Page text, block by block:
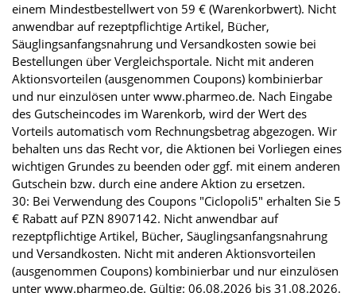
einem Mindestbestellwert von 59 € (Warenkorbwert). Nicht
anwendbar auf rezeptpflichtige Artikel, Bücher,
Säuglingsanfangsnahrung und Versandkosten sowie bei
Bestellungen über Vergleichsportale. Nicht mit anderen
Aktionsvorteilen (ausgenommen Coupons) kombinierbar
und nur einzulösen unter www.pharmeo.de. Nach Eingabe
des Gutscheincodes im Warenkorb, wird der Wert des
Vorteils automatisch vom Rechnungsbetrag abgezogen. Wir
behalten uns das Recht vor, die Aktionen bei Vorliegen eines
wichtigen Grundes zu beenden oder ggf. mit einem anderen
Gutschein bzw. durch eine andere Aktion zu ersetzen.
30: Bei Verwendung des Coupons "Ciclopoli5" erhalten Sie 5
€ Rabatt auf PZN 8907142. Nicht anwendbar auf
rezeptpflichtige Artikel, Bücher, Säuglingsanfangsnahrung
und Versandkosten. Nicht mit anderen Aktionsvorteilen
(ausgenommen Coupons) kombinierbar und nur einzulösen
unter www.pharmeo.de. Gültig: 06.08.2026 bis 31.08.2026.